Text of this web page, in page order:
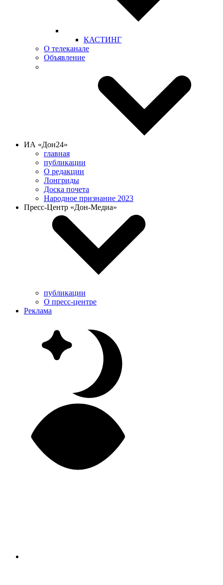
КАСТИНГ
О телеканале
Объявление
ИА «Дон24»
главная
публикации
О редакции
Лонгриды
Доска почета
Народное признание 2023
Пресс-Центр «Дон-Медиа»
публикации
О пресс-центре
Реклама